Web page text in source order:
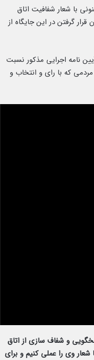
با شعار شفافیت اتاق
گرفتن در این جایگاه از
نامه اجرایی مذکور نسبت
که با رای و انتخاب و
و شفاف سازی از اتاق
وی را عملی کنیم و برای